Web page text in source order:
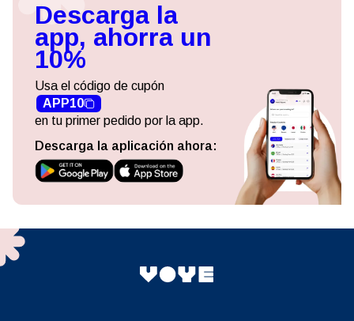
Descarga la
app, ahorra un
10%
Usa el código de cupón
APP10
en tu primer pedido por la app.
Descarga la aplicación ahora: